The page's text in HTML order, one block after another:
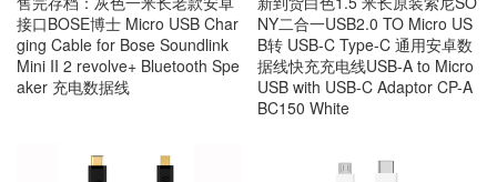
接口BOSE博士 Micro USB Char
ging Cable for Bose Soundlink
Mini II 2 revolve+ Bluetooth Spe
aker 充电数据线
NY二合一USB2.0 TO Micro US
B转 USB-C Type-C 通用安卓数
据线快充充电线USB-A to Micro
USB with USB-C Adaptor CP-A
BC150 White